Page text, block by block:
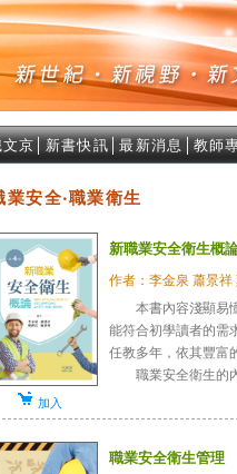
京 新書快訊 │最新消息 教師
業安全‧職業衛生
新職業安全衛生概
作者：李金泉 蕭景祥
本書內容淺顯易懂
能符合初學讀者的需
任教多年，依其豐富
職業安全衛生的
加入
職業安全衛生管理